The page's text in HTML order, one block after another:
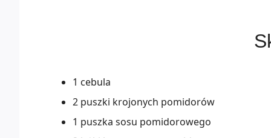
1 cebula
2 puszki krojonych pomidorów
1 puszka sosu pomidorowego